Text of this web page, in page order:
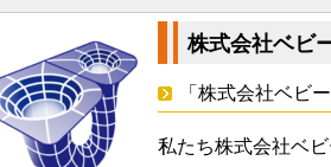
株式会社ベビ
「株式会社ベビ
私たち株式会社ベ